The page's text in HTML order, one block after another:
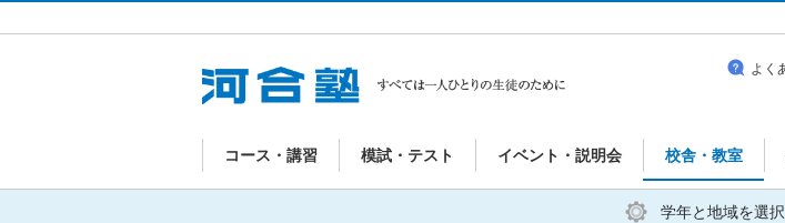
コース・講習 模試・テスト イベント・説明会 校舎・教室
よく
学年と地域を選択